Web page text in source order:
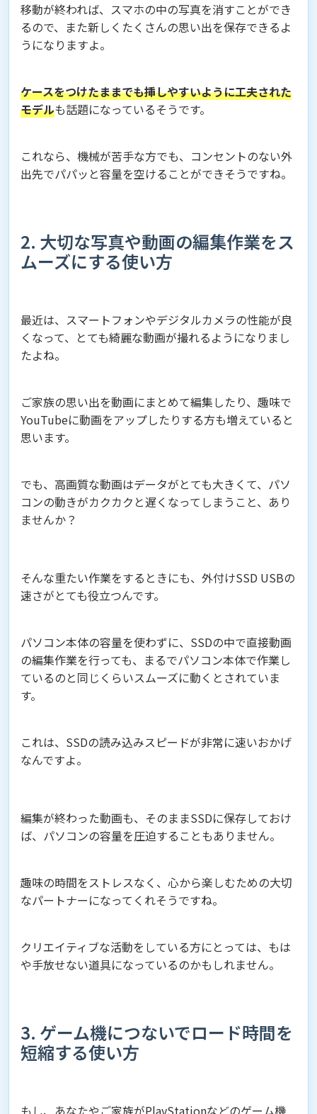
移動が終われば、スマホの中の写真を消すことができ
るので、また新しくたくさんの思い出を保存できるよ
うになりますよ。
ケースをつけたままでも挿しやすいように工夫された
モデルも話題になっているそうです。
これなら、機械が苦手な方でも、コンセントのない外
出先でパパッと容量を空けることができそうですね。
2. 大切な写真や動画の編集作業をス
ムーズにする使い方
最近は、スマートフォンやデジタルカメラの性能が良
くなって、とても綺麗な動画が撮れるようになりまし
たよね。
ご家族の思い出を動画にまとめて編集したり、趣味で
YouTubeに動画をアップしたりする方も増えていると
思います。
でも、高画質な動画はデータがとても大きくて、パソ
コンの動きがカクカクと遅くなってしまうこと、あり
ませんか？
そんな重たい作業をするときにも、外付けSSD USBの
速さがとても役立つんです。
パソコン本体の容量を使わずに、SSDの中で直接動画
の編集作業を行っても、まるでパソコン本体で作業し
ているのと同じくらいスムーズに動くとされていま
す。
これは、SSDの読み込みスピードが非常に速いおかげ
なんですよ。
編集が終わった動画も、そのままSSDに保存しておけ
ば、パソコンの容量を圧迫することもありません。
趣味の時間をストレスなく、心から楽しむための大切
なパートナーになってくれそうですね。
クリエイティブな活動をしている方にとっては、もは
や手放せない道具になっているのかもしれません。
3. ゲーム機につないでロード時間を
短縮する使い方
もし、あなたやご家族がPlayStationなどのゲーム機